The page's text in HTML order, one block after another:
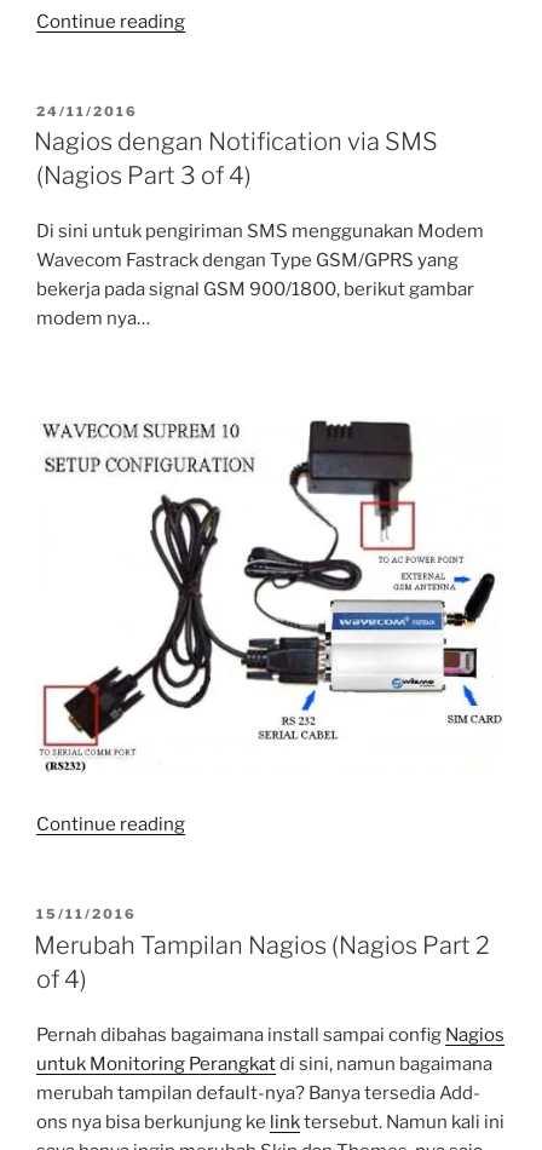
Continue reading“Web
PHP5.6
+
MySQL
+
FTP
+
POSTED
ON
24/11/2016
Nagios dengan Notification via SMS
(Nagios Part 3 of 4)
Di sini untuk pengiriman SMS menggunakan Modem
Wavecom Fastrack dengan Type GSM/GPRS yang
bekerja pada signal GSM 900/1800, berikut gambar
modem nya…
Continue reading“Nagios
SMS
3
of
4)”
POSTED
ON
15/11/2016
Merubah Tampilan Nagios (Nagios Part 2
of 4)
Pernah dibahas bagaimana install sampai config Nagios
untuk Monitoring Perangkatdi sini, namun bagaimana
merubah tampilan default-nya? Banya tersedia Add-
ons nya bisa berkunjung ke linktersebut. Namun kali ini